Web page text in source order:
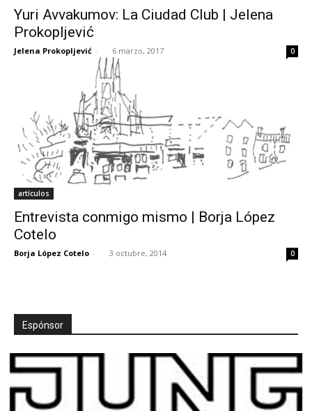
Yuri Avvakumov: La Ciudad Club | Jelena
Prokopljević
Jelena Prokopljević - 6 marzo, 2017 0
artículos
Entrevista conmigo mismo | Borja López
Cotelo
Borja López Cotelo - 3 octubre, 2014 0
Espónsor